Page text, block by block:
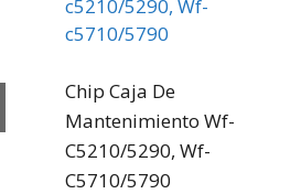
Chip Caja De
Mantenimiento Wf-
C5210/5290, Wf-
C5710/5790